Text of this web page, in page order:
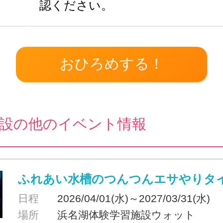
認ください。
の他のイベント情報
ふれあい水槽のつんつんエサやりタ
日程
2026/04/01(水)～2027/03/31(水)
場所
浜名湖体験学習施設ウォット